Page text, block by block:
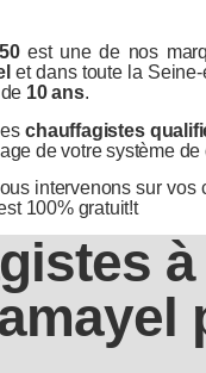
est une de nos
et dans toute la
10 ans.
chauffagistes
de votre système de
intervenons sur vos
100% gratuit!t